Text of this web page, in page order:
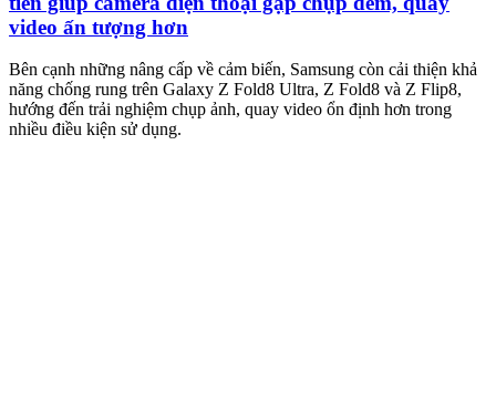
video ấn tượng hơn
Bên cạnh những nâng cấp về cảm biến, Samsung còn cải thiện khả
năng chống rung trên Galaxy Z Fold8 Ultra, Z Fold8 và Z Flip8,
hướng đến trải nghiệm chụp ảnh, quay video ổn định hơn trong
nhiều điều kiện sử dụng.